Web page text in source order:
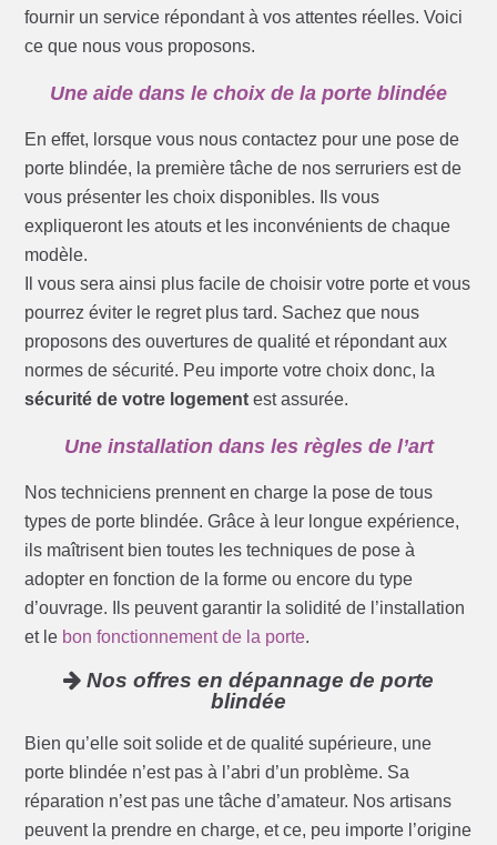
fournir un service répondant à vos attentes réelles. Voici
ce que nous vous proposons.
Une aide dans le choix de la porte blindée
En effet, lorsque vous nous contactez pour une pose de
porte blindée, la première tâche de nos serruriers est de
vous présenter les choix disponibles. Ils vous
expliqueront les atouts et les inconvénients de chaque
modèle.
Il vous sera ainsi plus facile de choisir votre porte et vous
pourrez éviter le regret plus tard. Sachez que nous
proposons des ouvertures de qualité et répondant aux
normes de sécurité. Peu importe votre choix donc, la
sécurité de votre logement est assurée.
Une installation dans les règles de l’art
Nos techniciens prennent en charge la pose de tous
types de porte blindée. Grâce à leur longue expérience,
ils maîtrisent bien toutes les techniques de pose à
adopter en fonction de la forme ou encore du type
d’ouvrage. Ils peuvent garantir la solidité de l’installation
et le bon fonctionnement de la porte.
Nos offres en dépannage de porte
blindée
Bien qu’elle soit solide et de qualité supérieure, une
porte blindée n’est pas à l’abri d’un problème. Sa
réparation n’est pas une tâche d’amateur. Nos artisans
peuvent la prendre en charge, et ce, peu importe l’origine